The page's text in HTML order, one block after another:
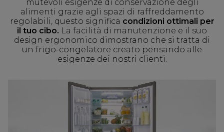
mutevoli esigenze di conservazione degli
alimenti grazie agli spazi di raffreddamento
regolabili, questo significa condizioni ottimali per
il tuo cibo. La facilità di manutenzione e il suo
design ergonomico dimostrano che si tratta di
un frigo-congelatore creato pensando alle
esigenze dei nostri clienti.